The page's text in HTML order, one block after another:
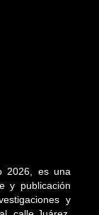
2026, es una
y publicación
y